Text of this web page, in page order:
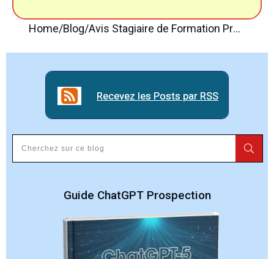
Home/Blog/ Avis Stagiaire de Formation Professionnelle
Recevez les Posts par RSS
Recevez les Posts par RSS
Guide ChatGPT Prospection